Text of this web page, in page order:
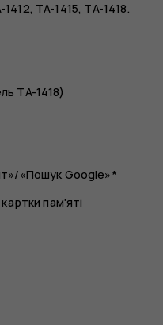
TA-1415, TA-1418.
TA-1418)
«Пошук Google»*
пам'яті